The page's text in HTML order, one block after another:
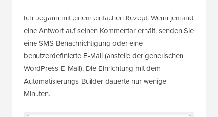
Ich begann mit einem einfachen Rezept: Wenn jemand
eine Antwort auf seinen Kommentar erhält, senden Sie
eine SMS-Benachrichtigung oder eine
benutzerdefinierte E-Mail (anstelle der generischen
WordPress-E-Mail). Die Einrichtung mit dem
Automatisierungs-Builder dauerte nur wenige
Minuten.